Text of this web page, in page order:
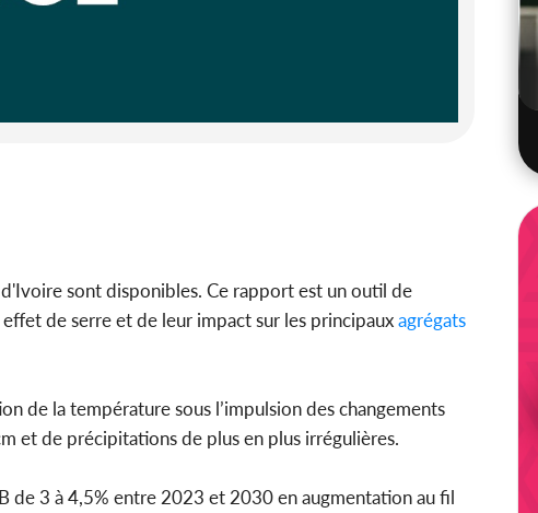
sont disponibles. Ce rapport est un outil de
effet de serre et de leur impact sur les principauxagrégats
de la température sous l’impulsion des changements
et de précipitations de plus en plus irrégulières.
de 3 à 4,5% entre 2023 et 2030 en augmentation au fil